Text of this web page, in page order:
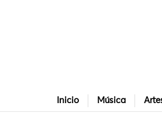
Inicio Música